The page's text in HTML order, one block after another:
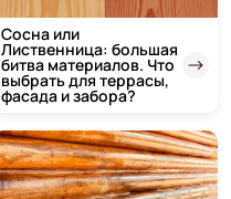
Сосна или
Лиственница: большая
битва материалов. Что
выбрать для террасы,
фасада и забора?